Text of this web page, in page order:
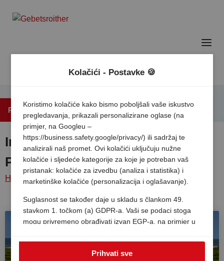
Povratak na popis
International Camping Mare e
Pineta
Home / Italija
Emilia
Lido di
International
pineta
Kolačići - Postavke 🍪
Koristimo kolačiće kako bismo poboljšali vaše iskustvo
pregledavanja, prikazali personalizirane oglase (na
primjer, na Googleu –
https://business.safety.google/privacy/) ili sadržaj te
analizirali naš promet. Ovi kolačići uključuju nužne
kolačiće i sljedeće kategorije za koje je potreban vaš
pristanak: kolačiće za izvedbu (analiza i statistika) i
marketinške kolačiće (personalizacija i oglašavanje).
Suglasnost se također daje u skladu s člankom 49.
stavkom 1. točkom (a) GDPR-a. Vaši se podaci stoga
mogu privremeno obrađivati izvan EGP-a, na primjer u
visoka razina zaštite podataka u Europi i postoji rizik da
će američke vlasti obrađivati podatke u svrhe kontrole i
Prihvati sve